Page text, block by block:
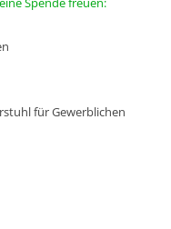
für Gewerblichen